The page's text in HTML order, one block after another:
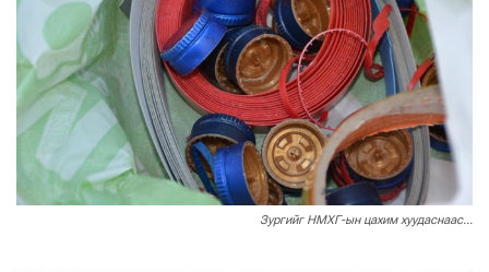
Зургийг НМХГ-ын цахим хуудаснаас...